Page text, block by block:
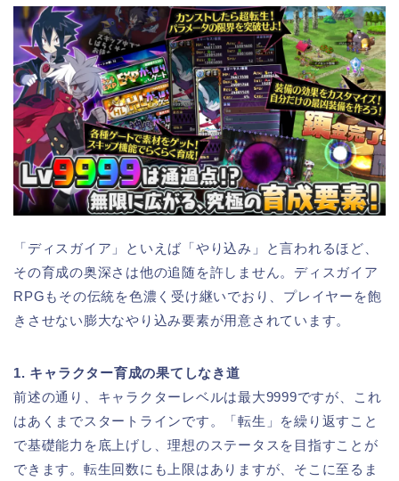
「ディスガイア」といえば「やり込み」と言われるほど、
その育成の奥深さは他の追随を許しません。ディスガイア
RPGもその伝統を色濃く受け継いでおり、プレイヤーを飽
きさせない膨大なやり込み要素が用意されています。
1. キャラクター育成の果てしなき道
前述の通り、キャラクターレベルは最大9999ですが、これ
はあくまでスタートラインです。「転生」を繰り返すこと
で基礎能力を底上げし、理想のステータスを目指すことが
できます。転生回数にも上限はありますが、そこに至るま